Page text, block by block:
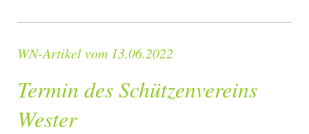
WN-Artikel vom 13.06.2022
Termin des Schützenvereins
Wester